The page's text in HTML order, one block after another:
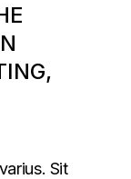
Sit